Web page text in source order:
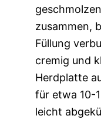
zusammen,
Füllung
cremig und
Herdplatte
für etwa 10-
leicht